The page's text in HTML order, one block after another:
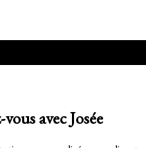
avec Josée